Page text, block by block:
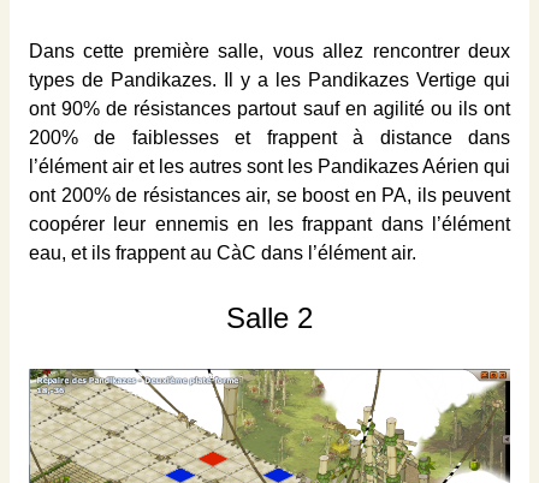
Dans cette première salle, vous allez rencontrer deux
types de Pandikazes. Il y a les Pandikazes Vertige qui
ont 90% de résistances partout sauf en agilité ou ils ont
200% de faiblesses et frappent à distance dans
l’élément air et les autres sont les Pandikazes Aérien qui
ont 200% de résistances air, se boost en PA, ils peuvent
coopérer leur ennemis en les frappant dans l’élément
eau, et ils frappent au CàC dans l’élément air.
Salle 2